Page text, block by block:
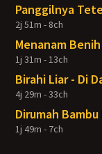
Panggilnya
2j 51m - 8ch
Menanam
1j 31m - 13ch
Birahi Liar - Di
4j 29m - 33ch
Dirumah
1j 49m - 7ch